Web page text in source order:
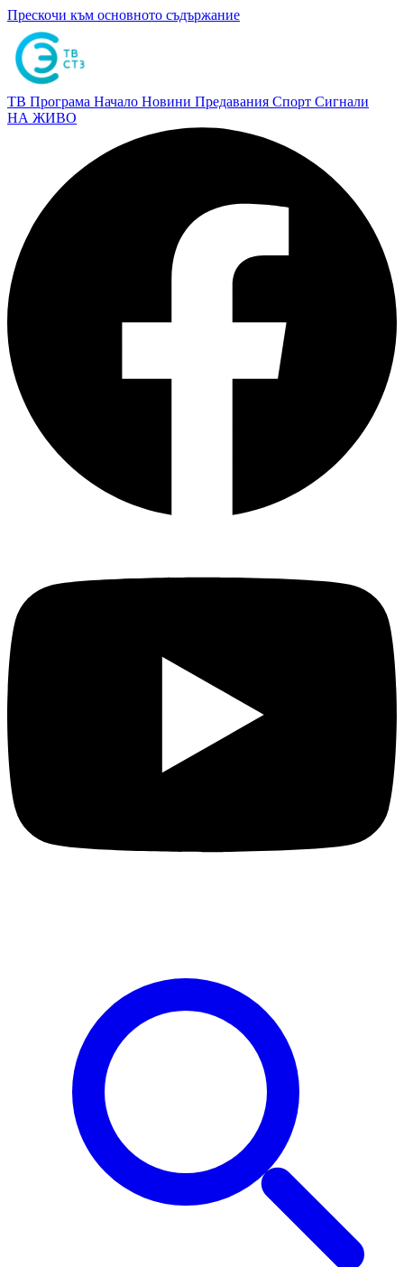
Прескочи към основното съдържание
ТВ Програма Начало Новини Предавания Спорт Сигнали
НА ЖИВО